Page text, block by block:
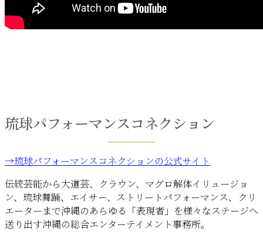
琉球パフォーマンスコネクション
→琉球パフォーマンスコネクションの公式サイト
伝統芸能から大道芸、クラウン、マグロ解体イリュージョ
ン、琉球舞踊、エイサー、ストリートパフォーマンス、クリ
エーターまで沖縄のあらゆる「表現者」を様々なステージへ
送り出す沖縄の総合エンターテイメント事務所。